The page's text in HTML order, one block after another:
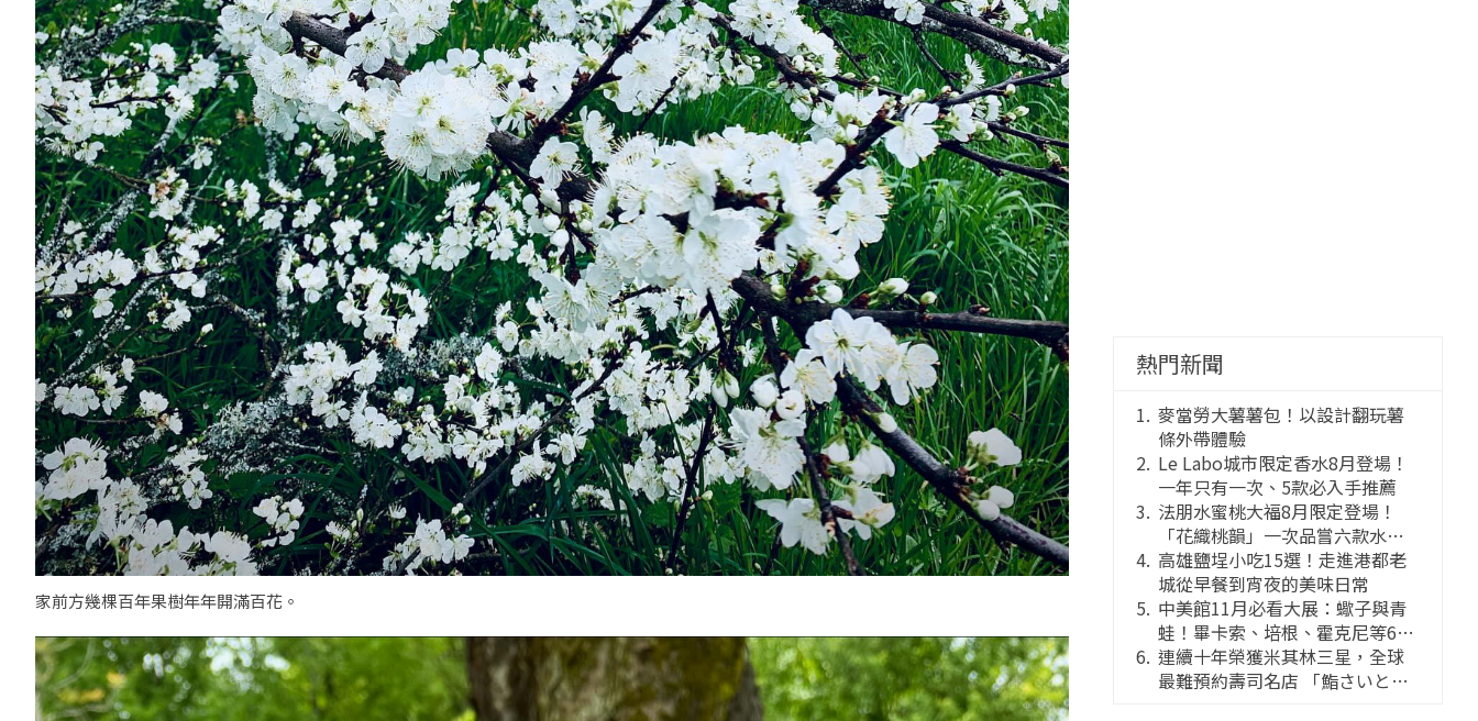
家前方幾棵百年果樹年年開滿百花。
熱門新聞
麥當勞大薯薯包！以設計翻玩薯
條外帶體驗
Le Labo城市限定香水8月登場！
一年只有一次、5款必入手推薦
法朋水蜜桃大福8月限定登場！
「花織桃韻」一次品嘗六款水蜜
桃花果大福
高雄鹽埕小吃15選！走進港都老
城從早餐到宵夜的美味日常
中美館11月必看大展：蠍子與青
蛙！畢卡索、培根、霍克尼等66
件國巨典藏亮相
連續十年榮獲米其林三星，全球
最難預約壽司名店 「鮨さいと